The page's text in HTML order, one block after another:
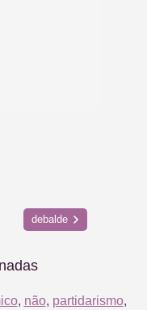
debalde
, não, partidarismo,